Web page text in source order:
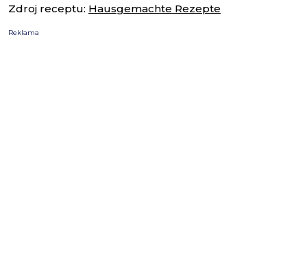
Zdroj receptu: Hausgemachte Rezepte
Reklama